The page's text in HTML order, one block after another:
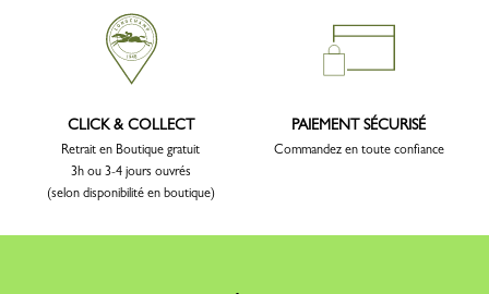
CLICK & COLLECT
Retrait en Boutique gratuit
3h ou 3-4 jours ouvrés
(selon disponibilité en boutique)
PAIEMENT SÉCURISÉ
Commandez en toute confiance